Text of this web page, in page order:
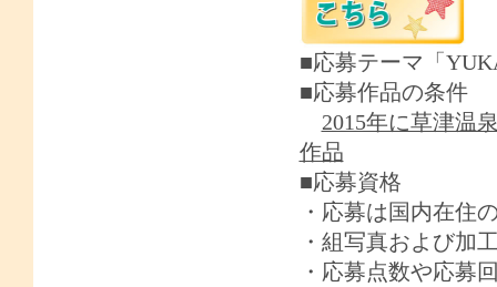
■応募テーマ「
■応募作品の条件
2015年に草津温
作品
■応募資格
・応募は国内在
・組写真および
・応募点数や応募